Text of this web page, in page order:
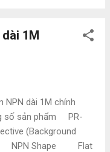
#CauDaoDien
lb 10 oz Công
- Chuyên cung cấp
Keyence,
Norgen ,Omron ,
theo máy. Vì là hàng
tốt. Giá bao luôn thị
và hỗ trợ liên hệ ngay
dài 1M
NPN dài 1M chính
số sản phẩm PR-
(Background
NPN Shape Flat